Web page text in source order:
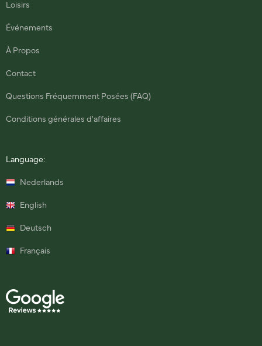
Loisirs
Événements
À Propos
Contact
Questions Fréquemment Posées (FAQ)
Conditions générales d'affaires
Language:
Nederlands
English
Deutsch
Français